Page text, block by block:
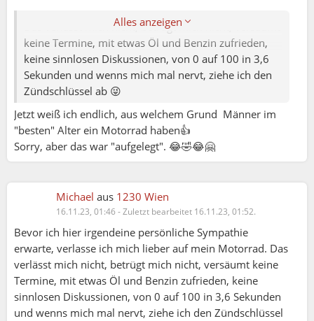
Alles anzeigen
Das verlässt mich nicht, betrügt mich nicht, versäumt
keine Termine, mit etwas Öl und Benzin zufrieden,
keine sinnlosen Diskussionen, von 0 auf 100 in 3,6
Sekunden und wenns mich mal nervt, ziehe ich den
Zündschlüssel ab 😜
Jetzt weiß ich endlich, aus welchem Grund Männer im
"besten" Alter ein Motorrad haben👍
Sorry, aber das war "aufgelegt". 😂🤣😂🤗
Michael aus 1230 Wien
16.11.23, 01:46 -Zuletzt bearbeitet 16.11.23, 01:52.
Bevor ich hier irgendeine persönliche Sympathie
erwarte, verlasse ich mich lieber auf mein Motorrad. Das
verlässt mich nicht, betrügt mich nicht, versäumt keine
Termine, mit etwas Öl und Benzin zufrieden, keine
sinnlosen Diskussionen, von 0 auf 100 in 3,6 Sekunden
und wenns mich mal nervt, ziehe ich den Zündschlüssel